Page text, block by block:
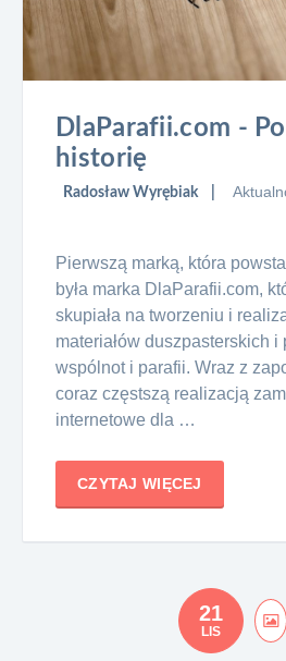
DlaParafii.com -
historię
Radosław Wyrębiak
Pierwszą marką, która
była marka DlaParafii.com,
skupiała na tworzeniu i
materiałów duszpasterskich
wspólnot i parafii. Wraz z
coraz częstszą realizacją
internetowe dla …
CZYTAJ WIĘCEJ
21
LIS